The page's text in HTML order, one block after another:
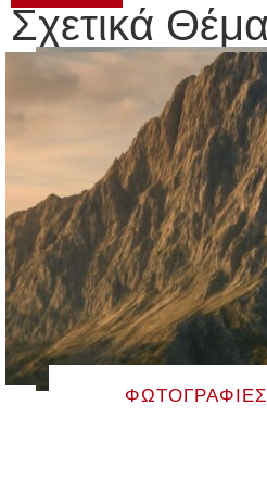
Σχετικά